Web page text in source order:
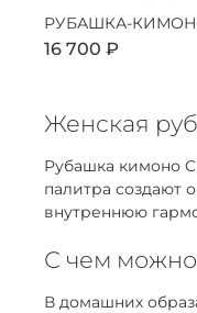
РУБАШКА-
16 700 ₽
Женская
Рубашка кимоно
палитра создают
внутреннюю
С чем можно
В домашних